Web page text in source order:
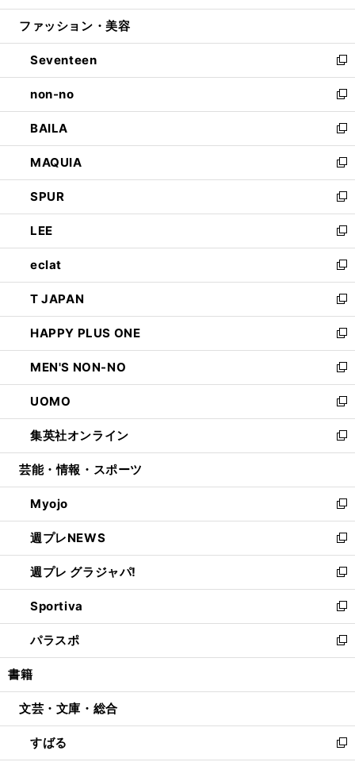
開
ウ
開
く
ン
ウ
で
開
く
ウ
ン
ド
ウ
で
開
く
ファッション・美容
Seventeen
新
し
い
ウ
ィ
ン
ド
ウ
で
開
く
non-no
新
し
い
ウ
ィ
ン
ド
ウ
で
開
く
BAILA
新
し
い
ウ
ィ
ン
ド
ウ
で
開
く
MAQUIA
新
し
い
ウ
ィ
ン
ド
ウ
で
開
く
SPUR
新
し
い
ウ
ィ
ン
ド
ウ
で
開
く
LEE
新
し
い
ウ
ィ
ン
ド
ウ
で
開
く
eclat
新
し
い
ウ
ィ
ン
ド
ウ
で
開
く
T JAPAN
新
し
い
ウ
ィ
ン
ド
ウ
で
開
HAPPY PLUS ONE
新
し
い
ウ
ィ
ン
ド
ウ
開
く
MEN'S NON-NO
新
し
い
ウ
ィ
ン
ウ
で
開
く
UOMO
新
し
い
ウ
ン
ド
ウ
で
開
く
集英社オンライン
新
し
ウ
ィ
ン
ド
ウ
で
開
く
芸能・情報・スポーツ
Myojo
新
し
い
ウ
ィ
ン
ド
ウ
で
開
週プレNEWS
新
し
い
ウ
ィ
ン
ド
ウ
開
週プレ グラジャパ!
新
し
い
ウ
ィ
ン
ウ
開
く
Sportiva
新
し
い
ウ
ン
ウ
で
パラスポ
新
し
ウ
ン
ド
書籍
文芸・文庫・総合
すばる
新